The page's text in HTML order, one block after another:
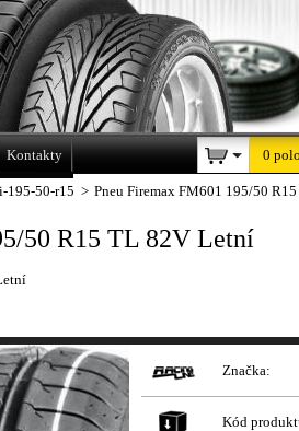
195-50-r15 > Pneu Firemax FM601 195/50
50 R15 TL 82V Letní
Značka:
Kód
Kontakty 0